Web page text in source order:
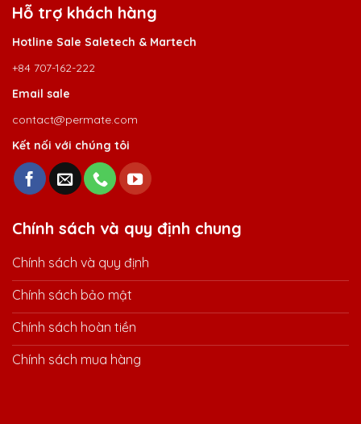
Hỗ trợ khách hàng
Hotline Sale Saletech & Martech
+84 707-162-222
Email sale
contact@permate.com
Kết nối với chúng tôi
Chính sách và quy định chung
Chính sách và quy định
Chính sách bảo mật
Chính sách hoàn tiền
Chính sách mua hàng